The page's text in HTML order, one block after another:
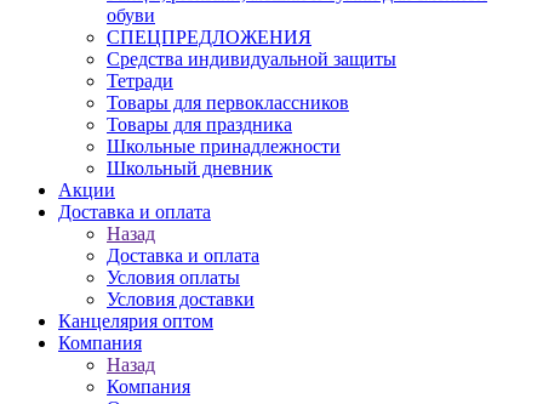
обуви
СПЕЦПРЕДЛОЖЕНИЯ
Средства индивидуальной защиты
Тетради
Товары для первоклассников
Товары для праздника
Школьные принадлежности
Школьный дневник
Акции
Доставка и оплата
Назад
Доставка и оплата
Условия оплаты
Условия доставки
Канцелярия оптом
Компания
Назад
Компания